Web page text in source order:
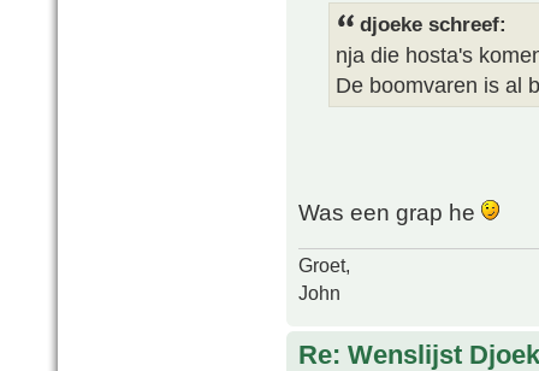
djoeke schreef:
nja die hosta's
De boomvaren is al
Was een grap he
Groet,
John
Re: Wenslijst